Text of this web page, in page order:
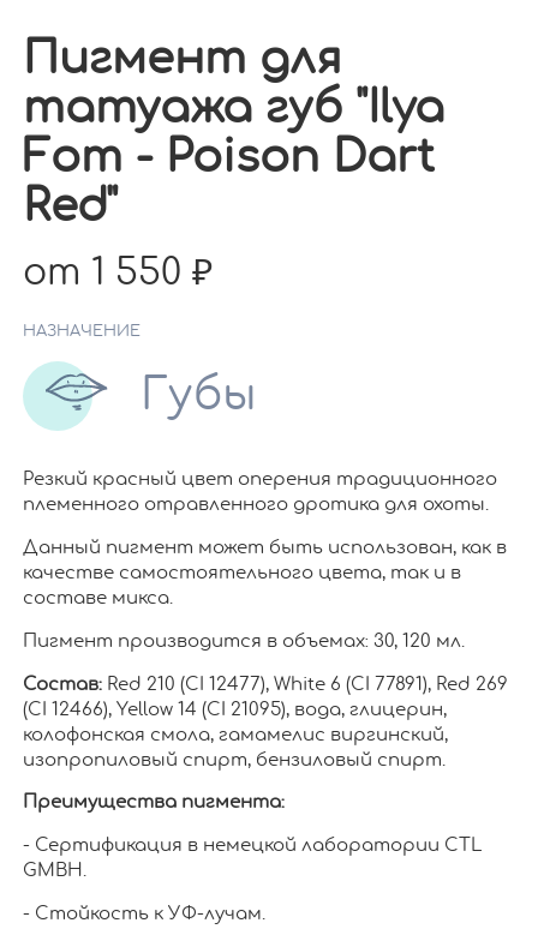
Пигмент для
татуажа губ "Ilya
Fom - Poison Dart
Red"
от 1 550
НАЗНАЧЕНИЕ
Губы
Резкий красный цвет оперения традиционного
племенного отравленного дротика для охоты.
Данный пигмент может быть использован, как в
качестве самостоятельного цвета, так и в
составе микса.
Пигмент производится в объемах: 30, 120 мл.
Состав:Red 210 (CI 12477), White 6 (CI 77891), Red 269
(CI 12466), Yellow 14 (CI 21095), вода, глицерин,
колофонская смола, гамамелис виргинский,
изопропиловый спирт, бензиловый спирт.
Преимущества пигмента:
- Сертификация в немецкой лаборатории CTL
GMBH.
- Стойкость к УФ-лучам.